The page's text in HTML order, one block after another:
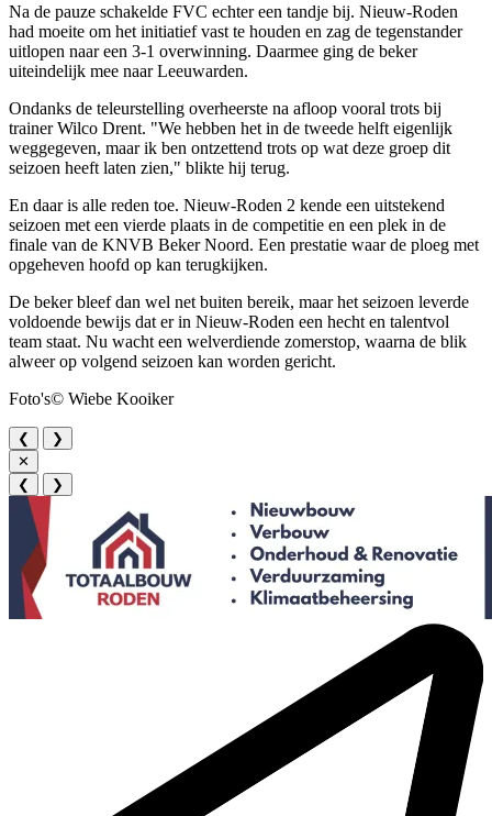
Na de pauze schakelde FVC echter een tandje bij. Nieuw-Roden
had moeite om het initiatief vast te houden en zag de tegenstander
uitlopen naar een 3-1 overwinning. Daarmee ging de beker
uiteindelijk mee naar Leeuwarden.
Ondanks de teleurstelling overheerste na afloop vooral trots bij
trainer Wilco Drent. "We hebben het in de tweede helft eigenlijk
weggegeven, maar ik ben ontzettend trots op wat deze groep dit
seizoen heeft laten zien," blikte hij terug.
En daar is alle reden toe. Nieuw-Roden 2 kende een uitstekend
seizoen met een vierde plaats in de competitie en een plek in de
finale van de KNVB Beker Noord. Een prestatie waar de ploeg met
opgeheven hoofd op kan terugkijken.
De beker bleef dan wel net buiten bereik, maar het seizoen leverde
voldoende bewijs dat er in Nieuw-Roden een hecht en talentvol
team staat. Nu wacht een welverdiende zomerstop, waarna de blik
alweer op volgend seizoen kan worden gericht.
Foto's© Wiebe Kooiker
❮
❯
✕
❮
❯